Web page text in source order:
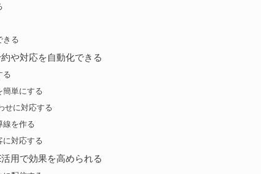
きる
や対応を自動化できる
る
簡単にする
せに対応する
線を作る
に対応する
用で効果を高められる